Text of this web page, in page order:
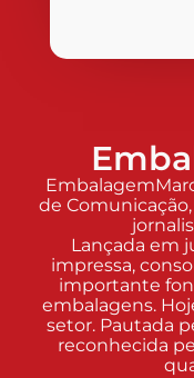
de
Lançada em
impressa,
importante
embalagens.
setor. Pautada
reconhecida